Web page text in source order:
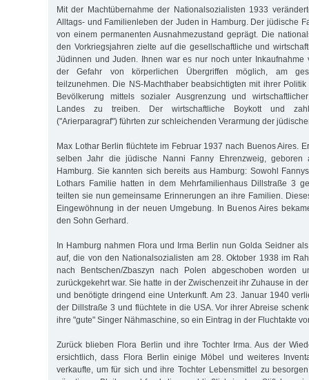
Mit der Machtübernahme der Nationalsozialisten 1933
Alltags- und Familienleben der Juden in Hamburg. Der jüdische
von einem permanenten Ausnahmezustand geprägt. Die
den Vorkriegsjahren zielte auf die gesellschaftliche und
Jüdinnen und Juden. Ihnen war es nur noch unter Inkaufnahme
der Gefahr von körperlichen Übergriffen möglich, am
teilzunehmen. Die NS-Machthaber beabsichtigten mit ihrer
Bevölkerung mittels sozialer Ausgrenzung und
Landes zu treiben. Der wirtschaftliche Boykott und
("Arierparagraf") führten zur schleichenden Verarmung der
Max Lothar Berlin flüchtete im Februar 1937 nach Buenos Aires.
selben Jahr die jüdische Nanni Fanny Ehrenzweig,
Hamburg. Sie kannten sich bereits aus Hamburg: Sowohl
Lothars Familie hatten in dem Mehrfamilienhaus Dillstraße 3
teilten sie nun gemeinsame Erinnerungen an ihre Familien.
Eingewöhnung in der neuen Umgebung. In Buenos Aires
den Sohn Gerhard.
In Hamburg nahmen Flora und Irma Berlin nun Golda Seidner
auf, die von den Nationalsozialisten am 28. Oktober 1938 im
nach Bentschen/Zbaszyn nach Polen abgeschoben worden
zurückgekehrt war. Sie hatte in der Zwischenzeit ihr Zuhause in
und benötigte dringend eine Unterkunft. Am 23. Januar 1940
der Dillstraße 3 und flüchtete in die USA. Vor ihrer Abreise
ihre "gute" Singer Nähmaschine, so ein Eintrag in der Fluchtakte
Zurück blieben Flora Berlin und ihre Tochter Irma. Aus der
ersichtlich, dass Flora Berlin einige Möbel und weiteres
verkaufte, um für sich und ihre Tochter Lebensmittel zu